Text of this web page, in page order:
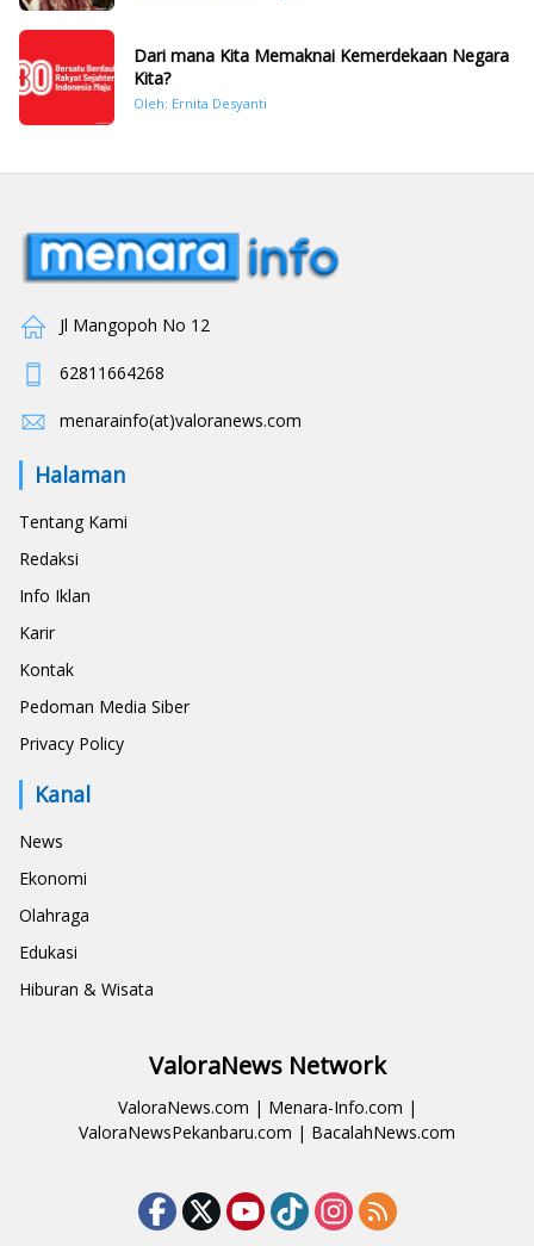
Dari mana Kita Memaknai Kemerdekaan Negara
Kita?
Oleh: Ernita Desyanti
Jl Mangopoh No 12
62811664268
menarainfo(at)valoranews.com
Halaman
Tentang Kami
Redaksi
Info Iklan
Karir
Kontak
Pedoman Media Siber
Privacy Policy
Kanal
News
Ekonomi
Olahraga
Edukasi
Hiburan & Wisata
ValoraNews Network
ValoraNews.com | Menara-Info.com |
ValoraNewsPekanbaru.com | BacalahNews.com